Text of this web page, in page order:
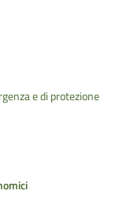
e di protezione